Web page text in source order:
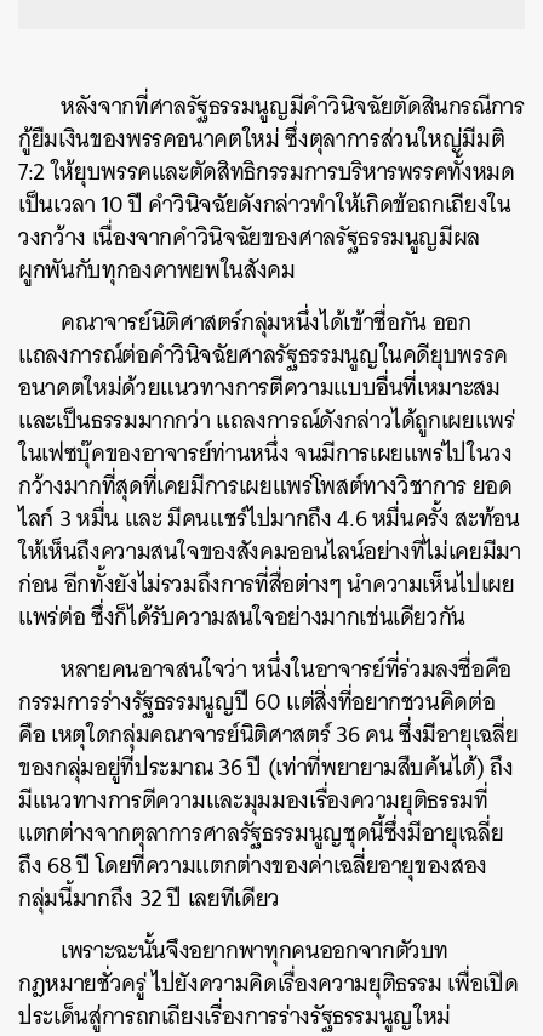
หลังจากที่ศาลรัฐธรรมนูญมีคำวินิจฉัยตัดสินกรณีการ
กู้ยืมเงินของพรรคอนาคตใหม่ซึ่งตุลาการส่วนใหญ่มีมติ
7:2ให้ยุบพรรคและตัดสิทธิกรรมการบริหารพรรคทั้งหมด
เป็นเวลา10ปี คำวินิจฉัยดังกล่าวทำให้เกิดข้อถกเถียงใน
วงกว้าง เนื่องจากคำวินิจฉัยของศาลรัฐธรรมนูญมีผล
ผูกพันกับทุกองคาพยพในสังคม
คณาจารย์นิติศาสตร์กลุ่มหนึ่งได้เข้าชื่อกันออก
แถลงการณ์ต่อคำวินิจฉัยศาลรัฐธรรมนูญในคดียุบพรรค
อนาคตใหม่ด้วยแนวทางการตีความแบบอื่นที่เหมาะสม
และเป็นธรรมมากกว่าแถลงการณ์ดังกล่าวได้ถูกเผยแพร่
ในเฟซบุ๊คของอาจารย์ท่านหนึ่งจนมีการเผยแพร่ไปในวง
กว้างมากที่สุดที่เคยมีการเผยแพร่โพสต์ทางวิชาการยอด
ไลก์3หมื่นและมีคนแชร์ไปมากถึง4.6หมื่นครั้งสะท้อน
ให้เห็นถึงความสนใจของสังคมออนไลน์อย่างที่ไม่เคยมีมา
ก่อนอีกทั้งยังไม่รวมถึงการที่สื่อต่างๆนำความเห็นไปเผย
แพร่ต่อซึ่งก็ได้รับความสนใจอย่างมากเช่นเดียวกัน
หลายคนอาจสนใจว่าหนึ่งในอาจารย์ที่ร่วมลงชื่อคือ
กรรมการร่างรัฐธรรมนูญปี 60แต่สิ่งที่อยากชวนคิดต่อ
คือเหตุใดกลุ่มคณาจารย์นิติศาสตร์36คนซึ่งมีอายุเฉลี่ย
ของกลุ่มอยู่ที่ประมาณ36ปี (เท่าที่พยายามสืบค้นได้)ถึง
มีแนวทางการตีความและมุมมองเรื่องความยุติธรรมที่
แตกต่างจากตุลาการศาลรัฐธรรมนูญชุดนี้ซึ่งมีอายุเฉลี่ย
ถึง68ปีโดยที่ความแตกต่างของค่าเฉลี่ยอายุของสอง
กลุ่มนี้มากถึง 32ปี เลยทีเดียว
เพราะฉะนั้นจึงอยากพาทุกคนออกจากตัวบท
กฎหมายชั่วครู่ไปยังความคิดเรื่องความยุติธรรมเพื่อเปิด
ประเด็นสู่การถกเถียงเรื่องการร่างรัฐธรรมนูญใหม่